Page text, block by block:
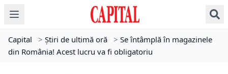
Capital > Știri de ultimă oră > Se întâmplă în magazinele
din România! Acest lucru va fi obligatoriu